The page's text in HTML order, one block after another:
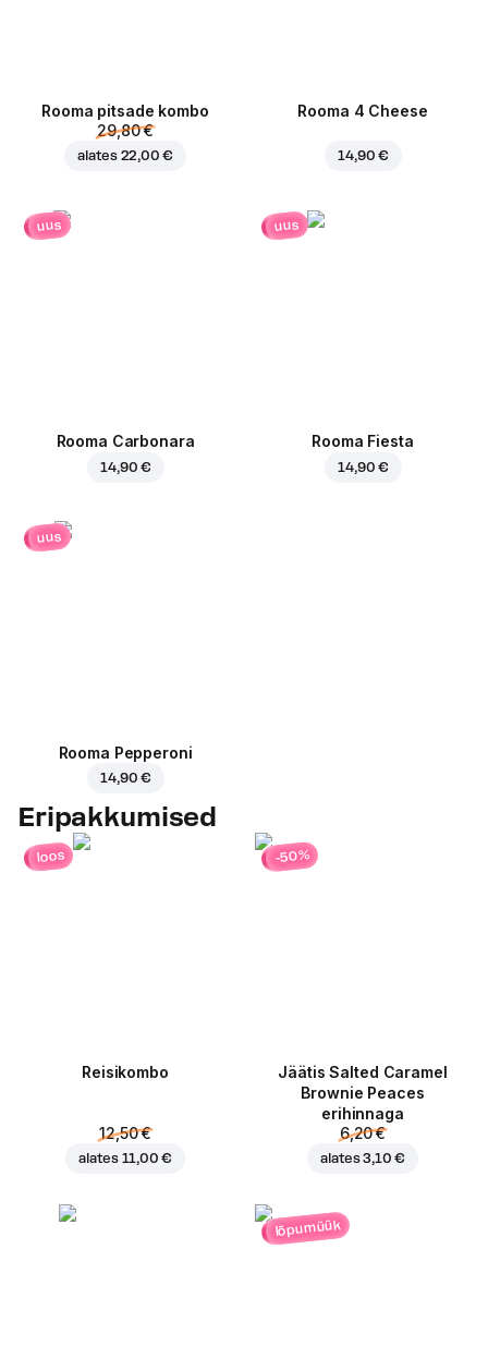
Rooma pitsade kombo
29,80 €
alates 22,00 €
Rooma 4 Cheese
14,90 €
uus
Rooma Carbonara
14,90 €
uus
Rooma Fiesta
14,90 €
uus
Rooma Pepperoni
14,90 €
Eripakkumised
loos
Reisikombo
12,50 €
alates 11,00 €
-50%
Jäätis Salted Caramel
Brownie Peaces
erihinnaga
6,20 €
alates3,10 €
lõpumüük